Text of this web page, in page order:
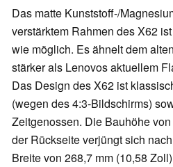
Das matte Kunststoff-/
verstärktem Rahmen des X62
wie möglich. Es ähnelt dem
stärker als Lenovos aktuellem
Das Design des X62 ist
(wegen des 4:3-Bildschirms)
Zeitgenossen. Die Bauhöhe
der Rückseite verjüngt sich
Breite von 268,7 mm (10,58